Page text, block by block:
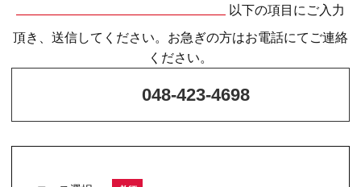
以下の項目にご入力
頂き、送信してください。お急ぎの方はお電話にてご連絡
ください。
048-423-4698